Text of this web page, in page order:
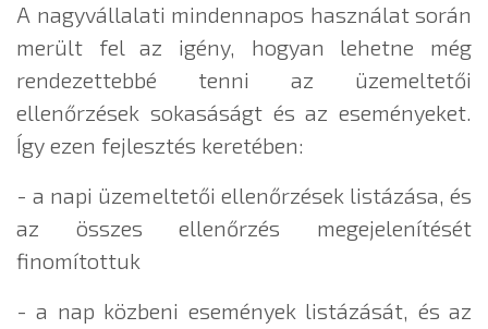
A nagyvállalati mindennapos használat során
merült fel az igény, hogyan lehetne még
rendezettebbé tenni az üzemeltetői
ellenőrzések sokasáságt és az eseményeket.
Így ezen fejlesztés keretében:
- a napi üzemeltetői ellenőrzések listázása, és
az összes ellenőrzés megejelenítését
finomítottuk
- a nap közbeni események listázását, és az